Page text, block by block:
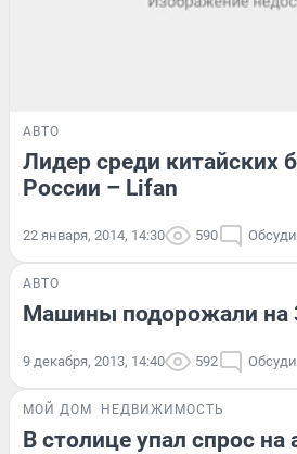
АВТО
Лидер среди китайских
России – Lifan
22 января, 2014, 14:30 590
АВТО
Машины подорожали на
9 декабря, 2013, 14:40 592
МОЙ ДОМ НЕДВИЖИМОСТЬ
В столице упал спрос